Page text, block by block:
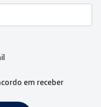
em receber